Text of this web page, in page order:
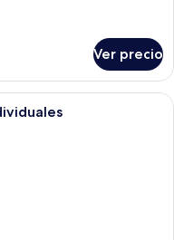
Ver precio
de hotel con dos camas